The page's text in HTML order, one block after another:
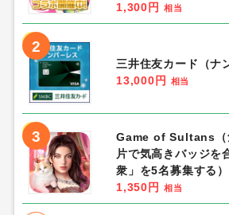
1,300円
相当
2
三井住友カード（ナ
13,000円
相当
3
Game of Sultans（
片で気高きバッジを
衆」を5名募集する
1,350円
相当